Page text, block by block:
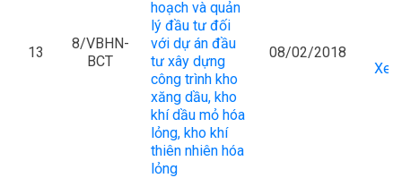
13
8/VBHN-
BCT
hoạch và quản
lý đầu tư đối
với dự án đầu
tư xây dựng
công trình kho
xăng dầu, kho
khí dầu mỏ hóa
lỏng, kho khí
thiên nhiên hóa
lỏng
08/02/2018